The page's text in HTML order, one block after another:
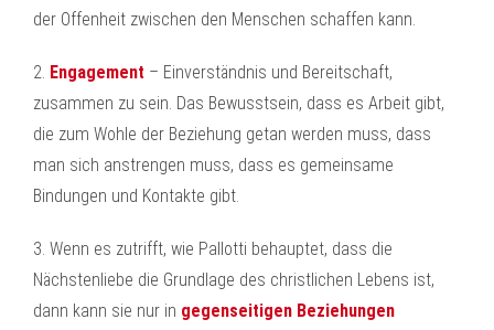
der Offenheit zwischen den Menschen schaffen kann.
2. Engagement – Einverständnis und Bereitschaft,
zusammen zu sein. Das Bewusstsein, dass es Arbeit gibt,
die zum Wohle der Beziehung getan werden muss, dass
man sich anstrengen muss, dass es gemeinsame
Bindungen und Kontakte gibt.
3. Wenn es zutrifft, wie Pallotti behauptet, dass die
Nächstenliebe die Grundlage des christlichen Lebens ist,
dann kann sie nur in gegenseitigen Beziehungen